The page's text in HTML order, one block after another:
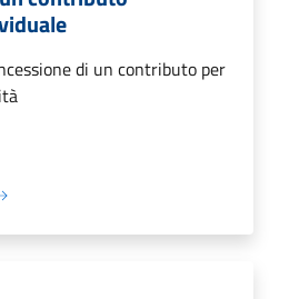
di un contributo per